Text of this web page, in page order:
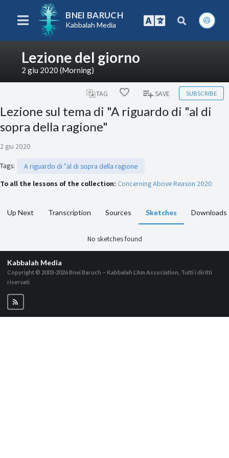
BNEI BARUCH
Kabbalah Media
Lezione del giorno
2 giu 2020 (Morning)
TAG SAVE SUBSCRIBE
Lezione sul tema di "A riguardo di "al di
sopra della ragione"
2 giu 2020
Tags:
A riguardo di "al di sopra della ragione
To all the lessons of the collection: Concerning Above Reason 2020
Up Next Transcription Sources Sketches Downloads
No sketches found
Kabbalah Media
Copyright © 2003-2026Bnei Baruch – Kabbalah L’Am Association, Tutti i diritti
riservati